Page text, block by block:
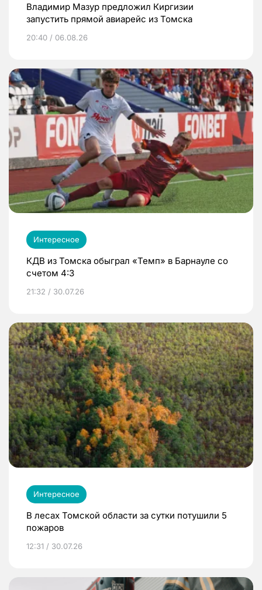
Владимир Мазур предложил Киргизии
запустить прямой авиарейс из Томска
20:40 / 06.08.26
Интересное
КДВ из Томска обыграл «Темп» в Барнауле со
счетом 4:3
21:32 / 30.07.26
Интересное
В лесах Томской области за сутки потушили 5
пожаров
12:31 / 30.07.26